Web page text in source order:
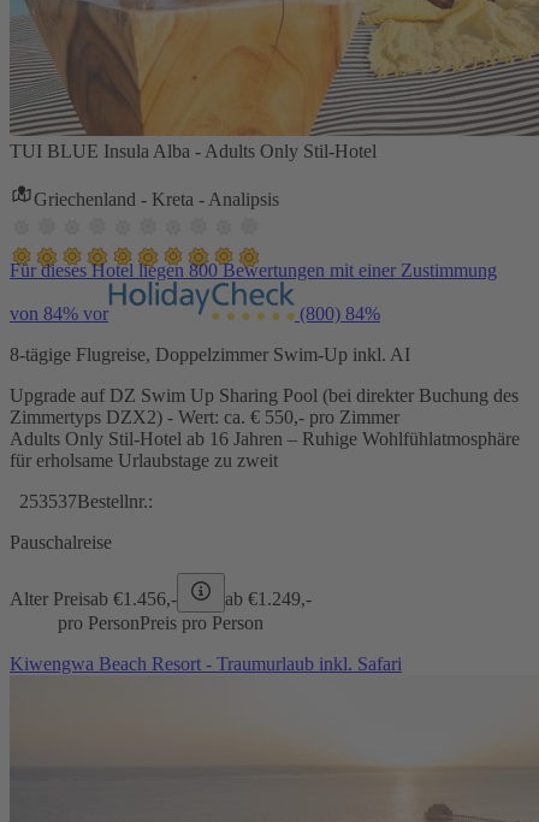
TUI BLUE Insula Alba - Adults Only Stil-Hotel
Griechenland - Kreta - Analipsis
Für dieses Hotel liegen 800 Bewertungen mit einer Zustimmung
von 84% vor (800) 84%
8-tägige Flugreise, Doppelzimmer Swim-Up inkl. AI
Upgrade auf DZ Swim Up Sharing Pool (bei direkter Buchung des
Zimmertyps DZX2) - Wert: ca. € 550,- pro Zimmer
Adults Only Stil-Hotel ab 16 Jahren – Ruhige Wohlfühlatmosphäre
für erholsame Urlaubstage zu zweit
253537Bestellnr.:
Pauschalreise
Alter Preisab €1.456,- ab €1.249,-
pro PersonPreis pro Person
Kiwengwa Beach Resort - Traumurlaub inkl. Safari